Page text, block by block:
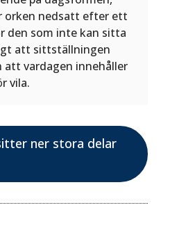
orken nedsatt efter ett
den som inte kan sitta
att sittställningen
att vardagen innehåller
vila.
ner stora delar